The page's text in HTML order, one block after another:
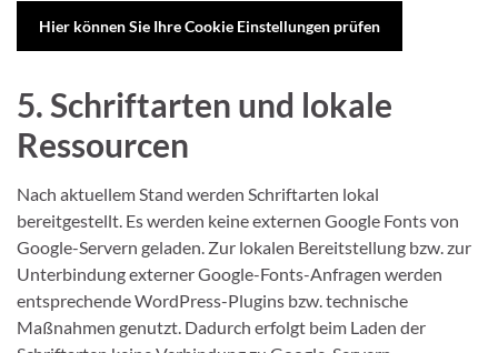
Hier können Sie Ihre Cookie Einstellungen prüfen
5. Schriftarten und lokale
Ressourcen
Nach aktuellem Stand werden Schriftarten lokal
bereitgestellt. Es werden keine externen Google Fonts von
Google-Servern geladen. Zur lokalen Bereitstellung bzw. zur
Unterbindung externer Google-Fonts-Anfragen werden
entsprechende WordPress-Plugins bzw. technische
Maßnahmen genutzt. Dadurch erfolgt beim Laden der